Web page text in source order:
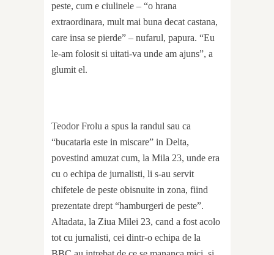
peste, cum e ciulinele – “o hrana
extraordinara, mult mai buna decat castana,
care insa se pierde” – nufarul, papura. “Eu
le-am folosit si uitati-va unde am ajuns”, a
glumit el.
Teodor Frolu a spus la randul sau ca
“bucataria este in miscare” in Delta,
povestind amuzat cum, la Mila 23, unde era
cu o echipa de jurnalisti, li s-au servit
chifetele de peste obisnuite in zona, fiind
prezentate drept “hamburgeri de peste”.
Altadata, la Ziua Milei 23, cand a fost acolo
tot cu jurnalisti, cei dintr-o echipa de la